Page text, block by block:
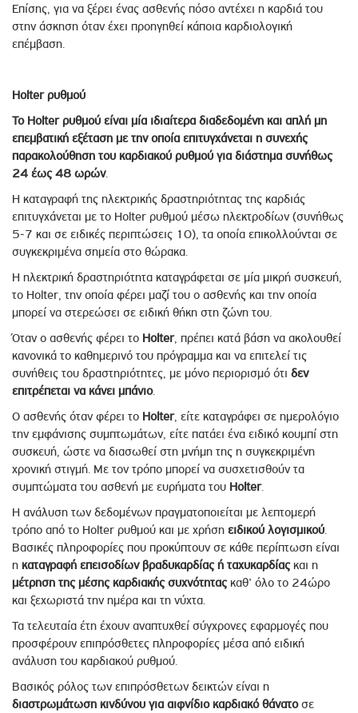
Επίσης, για να ξέρει ένας ασθενής πόσο αντέχει η καρδιά του
στην άσκηση όταν έχει προηγηθεί κάποια καρδιολογική
επέμβαση.
Holter ρυθμού
Το Holter ρυθμού είναι μία ιδιαίτερα διαδεδομένη και απλή μη
επεμβατική εξέταση με την οποία επιτυγχάνεται η συνεχής
παρακολούθηση του καρδιακού ρυθμού για διάστημα συνήθως
24 έως 48 ωρών.
Η καταγραφή της ηλεκτρικής δραστηριότητας της καρδιάς
επιτυγχάνεται με το Holter ρυθμού μέσω ηλεκτροδίων (συνήθως
5-7 και σε ειδικές περιπτώσεις 10), τα οποία επικολλούνται σε
συγκεκριμένα σημεία στο θώρακα.
Η ηλεκτρική δραστηριότητα καταγράφεται σε μία μικρή συσκευή,
το Holter, την οποία φέρει μαζί του ο ασθενής και την οποία
μπορεί να στερεώσει σε ειδική θήκη στη ζώνη του.
Όταν ο ασθενής φέρει το Holter, πρέπει κατά βάση να ακολουθεί
κανονικά το καθημερινό του πρόγραμμα και να επιτελεί τις
συνήθεις του δραστηριότητες, με μόνο περιορισμό ότι δεν
επιτρέπεται να κάνει μπάνιο.
Ο ασθενής όταν φέρει το Holter, είτε καταγράφει σε ημερολόγιο
την εμφάνισης συμπτωμάτων, είτε πατάει ένα ειδικό κουμπί στη
συσκευή, ώστε να διασωθεί στη μνήμη της η συγκεκριμένη
χρονική στιγμή. Με τον τρόπο μπορεί να συσχετισθούν τα
συμπτώματα του ασθενή με ευρήματα του Holter.
Η ανάλυση των δεδομένων πραγματοποιείται με λεπτομερή
τρόπο από το Holter ρυθμού και με χρήση ειδικού λογισμικού.
Βασικές πληροφορίες που προκύπτουν σε κάθε περίπτωση είναι
η καταγραφή επεισοδίων βραδυκαρδίας ή ταχυκαρδίας και η
μέτρηση της μέσης καρδιακής συχνότητας καθ’ όλο το 24ώρο
και ξεχωριστά την ημέρα και τη νύχτα.
Τα τελευταία έτη έχουν αναπτυχθεί σύγχρονες εφαρμογές που
προσφέρουν επιπρόσθετες πληροφορίες μέσα από ειδική
ανάλυση του καρδιακού ρυθμού.
Βασικός ρόλος των επιπρόσθετων δεικτών είναι η
διαστρωμάτωση κινδύνου για αιφνίδιο καρδιακό θάνατοσε